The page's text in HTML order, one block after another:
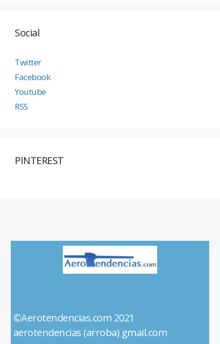
Social
Twitter
Facebook
Youtube
RSS
PINTEREST
©Aerotendencias.com 2021
aerotendencias (arroba) gmail.com